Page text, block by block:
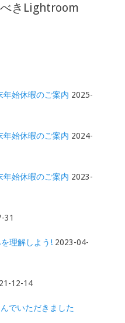
きLightroom
年始休暇のご案内 2025-
年始休暇のご案内 2024-
年始休暇のご案内 2023-
31
理解しよう! 2023-04-
12-14
でいただきました